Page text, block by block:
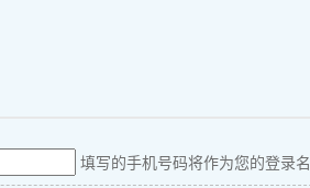
填写的手机号码将作为您的登录名